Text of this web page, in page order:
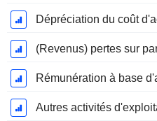
(Revenus) pertes sur
Rémunération à base
Autres activités